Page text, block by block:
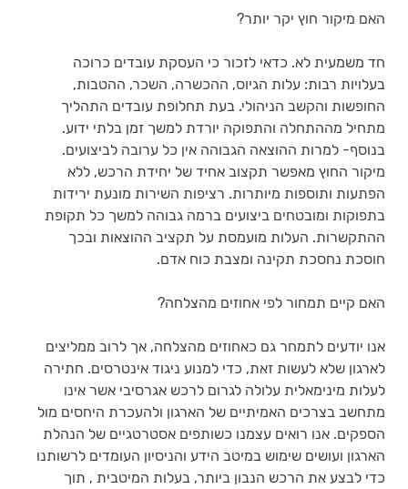
האם מיקור חוץ יקר יותר?
חד משמעית לא. כדאי לזכור כי העסקת עובדים כרוכה
בעלויות רבות: עלות הגיוס, ההכשרה, השכר, ההטבות,
החופשות והקשב הניהולי. בעת תחלופת עובדים התהליך
מתחיל מההתחלה והתפוקה יורדת למשך זמן בלתי ידוע.
בנוסף- למרות ההוצאה הגבוהה אין כל ערובה לביצועים.
מיקור החוץ מאפשר תקצוב אחיד של יחידת הרכש, ללא
הפתעות ותוספות מיותרות. רציפות השירות מונעת ירידות
בתפוקות ומובטחים ביצועים ברמה גבוהה למשך כל תקופת
ההתקשרות. העלות מועמסת על תקציב ההוצאות ובכך
חוסכת נחסכת תקינה ומצבת כוח אדם.
האם קיים תמחור לפי אחוזים מהצלחה?
אנו יודעים לתמחר גם כאחוזים מהצלחה, אך לרוב ממליצים
לארגון שלא לעשות זאת, כדי למנוע ניגוד אינטרסים. חתירה
לעלות מינימאלית עלולה לגרום לרכש אגרסיבי אשר אינו
מתחשב בצרכים האמיתיים של הארגון ולהעכרת היחסים מול
הספקים. אנו רואים עצמנו כשותפים אסטרטגיים של הנהלת
הארגון ועושים שימוש במיטב הידע והניסיון העומדים לרשותנו
כדי לבצע את הרכש הנבון ביותר, בעלות המיטבית , תוך